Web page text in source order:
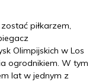
piłkarzem,
Olimpijskich w Los
ogrodnikiem. W tym
lat w jednym z